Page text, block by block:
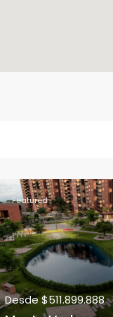
Featured
Desde$511.899.888